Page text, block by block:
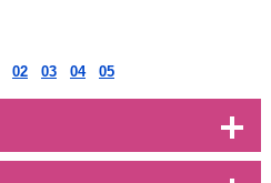
02 03 04 05